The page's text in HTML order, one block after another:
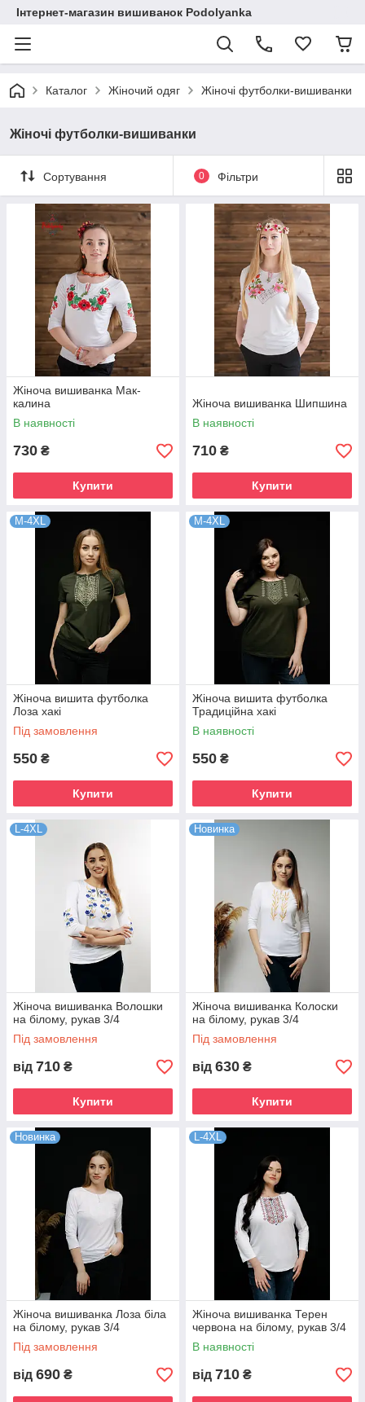
Інтернет-магазин вишиванок Podolyanka
Каталог Жіночий одяг Жіночі футболки-вишиванки
Жіночі футболки-вишиванки
Сортування 0 Фільтри
Жіноча вишиванка Мак-
калина
В наявності
730 ₴
Купити
Жіноча вишиванка Шипшина
В наявності
710 ₴
Купити
M-4XL
Жіноча вишита футболка
Лоза хакі
Під замовлення
550 ₴
Купити
M-4XL
Жіноча вишита футболка
Традиційна хакі
В наявності
550 ₴
Купити
L-4XL
Жіноча вишиванка Волошки
на білому, рукав 3/4
Під замовлення
від 710 ₴
Купити
Новинка
Жіноча вишиванка Колоски
на білому, рукав 3/4
Під замовлення
від 630 ₴
Купити
Новинка
Жіноча вишиванка Лоза біла
на білому, рукав 3/4
Під замовлення
від 690 ₴
L-4XL
Жіноча вишиванка Терен
червона на білому, рукав 3/4
В наявності
від 710 ₴